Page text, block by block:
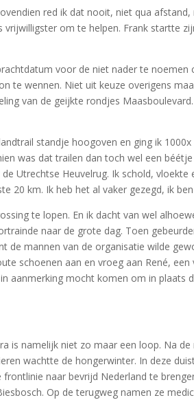
red ik dat nooit, niet qua afstand,
om te helpen. Frank startte
voor de niet nader te noemen
te wennen. Niet uit keuze overigens
van de geijkte rondjes
standje hoogoven en ging ik
was dat trailen dan toch wel een
Utrechtse Heuvelrug. Ik schold, vloekte
20 km. Ik heb het al vaker gezegd, ik
te lopen. En ik dacht van wel
naar de grote dag. Toen
de mannen van de organisatie wilde
schoenen aan en vroeg aan René, een
aanmerking mocht komen om in plaats
is namelijk niet zo maar een loop. Na
wachtte de hongerwinter. In deze
naar bevrijd Nederland te
Op de terugweg namen ze